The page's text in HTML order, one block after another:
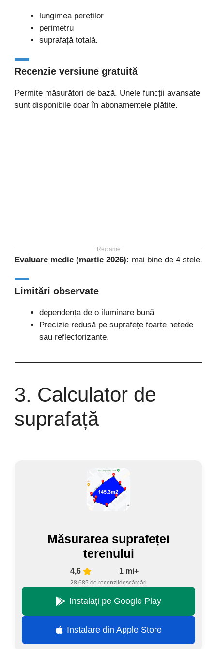
lungimea pereților
perimetru
suprafață totală.
Recenzie versiune gratuită
Permite măsurători de bază. Unele funcții avansate
sunt disponibile doar în abonamentele plătite.
Reclame
Evaluare medie (martie 2026): mai bine de 4 stele.
Limitări observate
dependența de o iluminare bună
Precizie redusă pe suprafețe foarte netede
sau reflectorizante.
3. Calculator de
suprafață
Măsurarea suprafeței
terenului
4,6
28.685 de recenzii
1 mi+
descărcări
Instalați pe Google Play
Instalare din Apple Store